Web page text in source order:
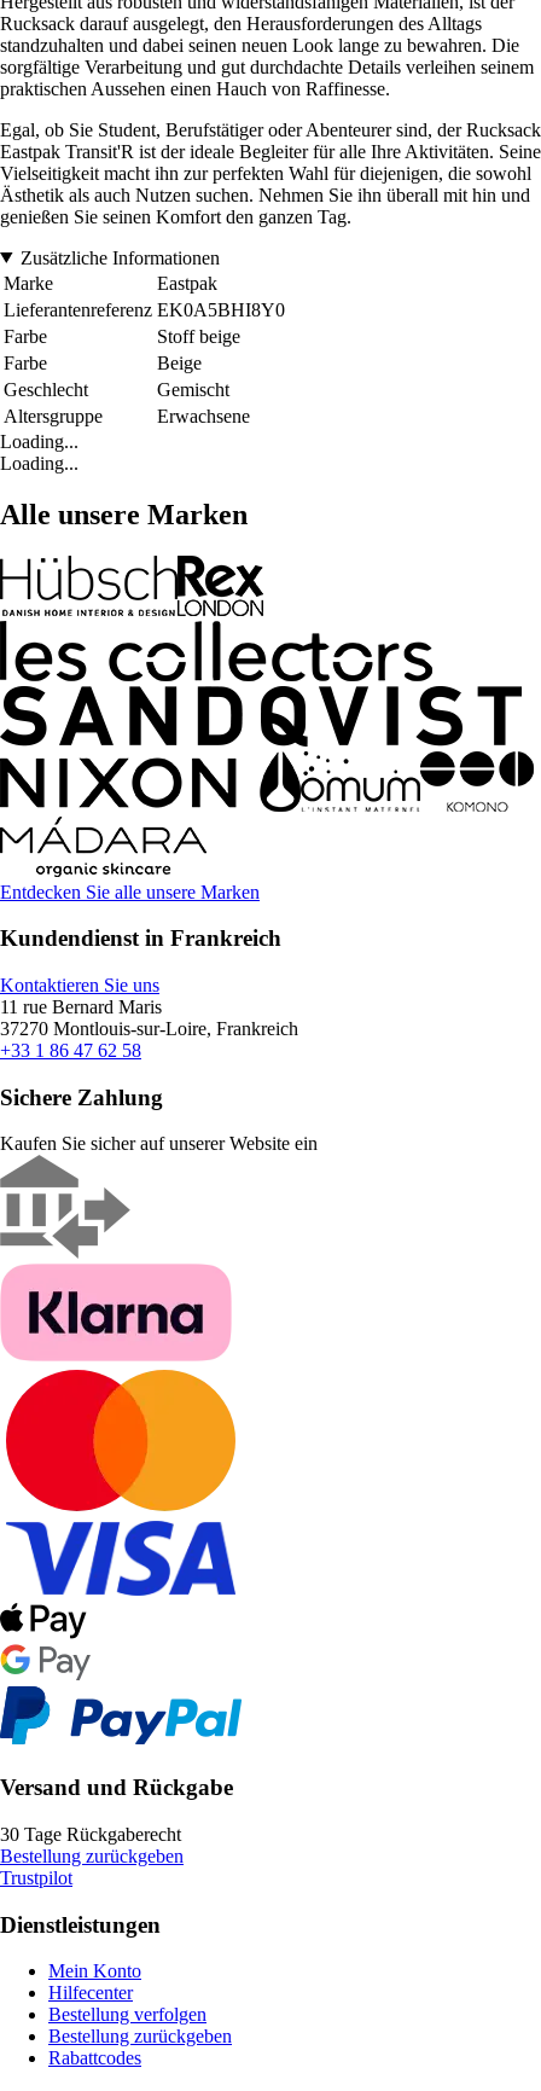
Rucksack darauf ausgelegt, den Herausforderungen des Alltags
standzuhalten und dabei seinen neuen Look lange zu bewahren. Die
sorgfältige Verarbeitung und gut durchdachte Details verleihen seinem
praktischen Aussehen einen Hauch von Raffinesse.
Egal, ob Sie Student, Berufstätiger oder Abenteurer sind, der Rucksack
Eastpak Transit'R ist der ideale Begleiter für alle Ihre Aktivitäten. Seine
Vielseitigkeit macht ihn zur perfekten Wahl für diejenigen, die sowohl
Ästhetik als auch Nutzen suchen. Nehmen Sie ihn überall mit hin und
genießen Sie seinen Komfort den ganzen Tag.
Zusätzliche Informationen
Marke
Eastpak
Lieferantenreferenz EK0A5BHI8Y0
Farbe
Stoff beige
Farbe
Beige
Geschlecht
Gemischt
Altersgruppe
Erwachsene
Loading...
Loading...
Alle unsere Marken
Entdecken Sie alle unsere Marken
Kundendienst in Frankreich
Kontaktieren Sie uns
11 rue Bernard Maris
37270 Montlouis-sur-Loire, Frankreich
+33 1 86 47 62 58
Sichere Zahlung
Kaufen Sie sicher auf unserer Website ein
Versand und Rückgabe
30 Tage Rückgaberecht
Bestellung zurückgeben
Trustpilot
Dienstleistungen
Mein Konto
Hilfecenter
Bestellung verfolgen
Bestellung zurückgeben
Rabattcodes